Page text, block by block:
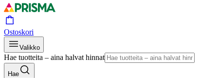
Ostoskori
Valikko
Hae tuotteita – aina halvat hinnat
Hae